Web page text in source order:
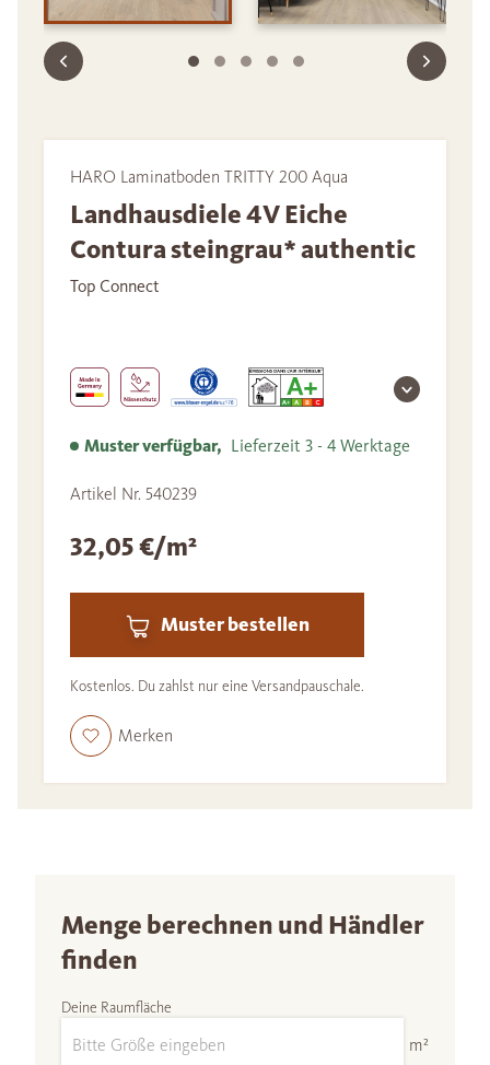
HARO Laminatboden TRITTY 200 Aqua
Landhausdiele 4V Eiche
Contura steingrau* authentic
Top Connect
Muster verfügbar, Lieferzeit 3 - 4 Werktage
Artikel Nr. 540239
32,05 €/m²
Muster bestellen
Kostenlos. Du zahlst nur eine Versandpauschale.
Merken
Menge berechnen und Händler
finden
Deine Raumfläche
m²